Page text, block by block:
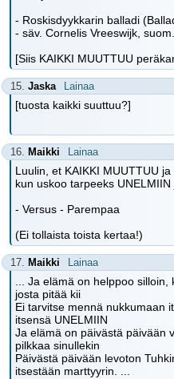
- Roskisdyykkarin balladi
- säv. Cornelis Vreeswijk,
[Siis KAIKKI MUUTTUU
15. Jaska Lainaa
[tuosta kaikki suuttuu?]
16. Maikki Lainaa
Luulin, et KAIKKI MUUTTUU
kun uskoo tarpeeks UNELMIIN
- Versus - Parempaa
(Ei tollaista toista kertaa!)
17. Maikki Lainaa
... Ja elämä on helppoo silloin,
josta pitää kii
Ei tarvitse mennä nukkumaan
itsensä UNELMIIN
Ja elämä on päivästä päivään
pilkkaa sinullekin
Päivästä päivään levoton
itsestään marttyyrin. ...